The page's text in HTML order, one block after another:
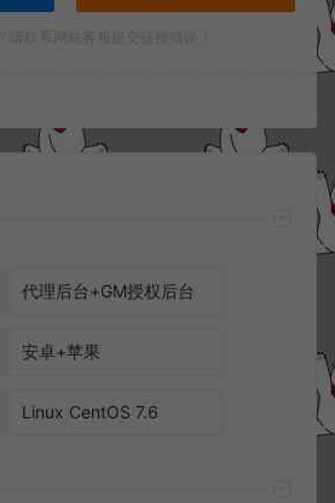
代理后台+GM授权后台
安卓+苹果
Linux CentOS 7.6